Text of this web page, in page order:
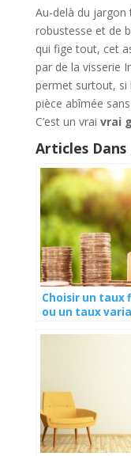
Au-delà du jargon
robustesse et de
qui fige tout, cet
par de la visserie
permet surtout, si
pièce abîmée
C’est un vrai vrai
Articles
Choisir un taux
ou un taux